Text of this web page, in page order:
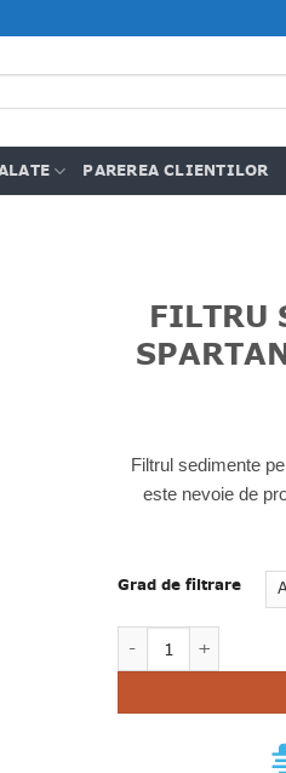
PAREREA CLIENTILOR
FILTRU
Filtrul sedimente
este nevoie de
Grad de filtrare